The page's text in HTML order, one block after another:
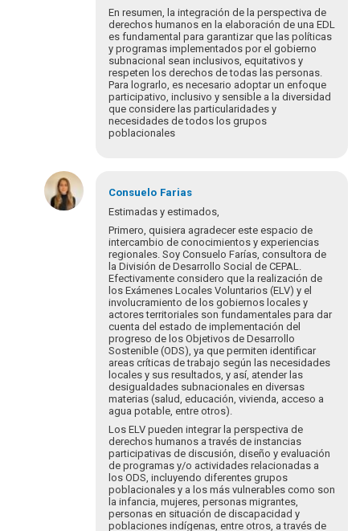
En resumen, la integración de la perspectiva de
derechos humanos en la elaboración de una EDL
es fundamental para garantizar que las políticas
y programas implementados por el gobierno
subnacional sean inclusivos, equitativos y
respeten los derechos de todas las personas.
Para lograrlo, es necesario adoptar un enfoque
participativo, inclusivo y sensible a la diversidad
que considere las particularidades y
necesidades de todos los grupos
poblacionales
En
respuesta
a
¡Bienvenidos
bienvenidas
Consuelo Farias
Estimadas y estimados,
Primero, quisiera agradecer este espacio de
intercambio de conocimientos y experiencias
regionales. Soy Consuelo Farías, consultora de
la División de Desarrollo Social de CEPAL.
Efectivamente considero que la realización de
los Exámenes Locales Voluntarios (ELV) y el
involucramiento de los gobiernos locales y
actores territoriales son fundamentales para dar
cuenta del estado de implementación del
progreso de los Objetivos de Desarrollo
Sostenible (ODS), ya que permiten identificar
areas críticas de trabajo según las necesidades
locales y sus resultados, y así, atender las
desigualdades subnacionales en diversas
materias (salud, educación, vivienda, acceso a
agua potable, entre otros).
Los ELV pueden integrar la perspectiva de
derechos humanos a través de instancias
participativas de discusión, diseño y evaluación
de programas y/o actividades relacionadas a
los ODS, incluyendo diferentes grupos
poblacionales y a los más vulnerables como son
la infancia, mujeres, personas migrantes,
personas en situación de discapacidad y
poblaciones indígenas, entre otros, a través de